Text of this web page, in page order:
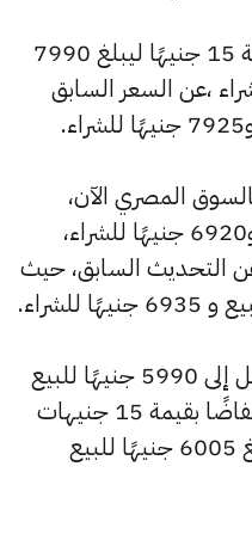
شهد سعر عيار 24 تراجعًا بقيمة 15 جنيهًا ليبلغ 7990
جنيهًا للشراء ،عن السعر السابق
انخفاضًا بالسوق المصري الآن،
حيث بلغ 6990 جنيهًا للبيع و6920 جنيهًا للشراء،
15 جنيهات عن التحديث السابق، حيث
كما انخفض سعر عيار 18 ليصل إلى 5990 جنيهًا للبيع
و5930 جنيهًا للشراء، بعد انخفاضًا بقيمة 15 جنيهات
مقارنة بالسعر السابق الذي بلغ 6005 جنيهًا للبيع